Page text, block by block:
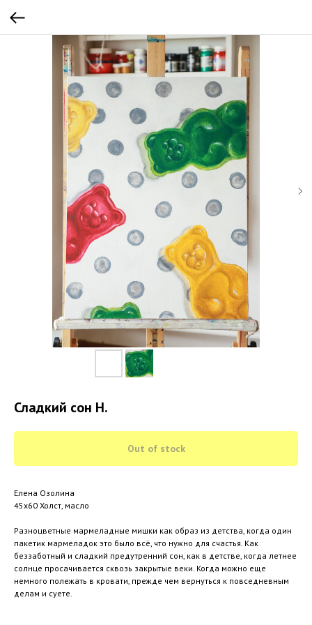
Сладкий сон Н.
Out of stock
Елена Озолина
45х60 Холст, масло
Разноцветные мармеладные мишки как образ из детства, когда один
пакетик мармеладок это было всё, что нужно для счастья. Как
беззаботный и сладкий предутренний сон, как в детстве, когда летнее
солнце просачивается сквозь закрытые веки. Когда можно еще
немного полежать в кровати, прежде чем вернуться к повседневным
делам и суете.